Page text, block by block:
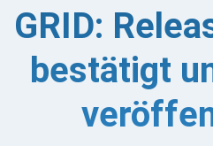
GRID:
bestätigt